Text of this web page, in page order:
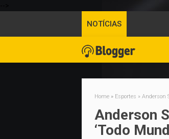
NOTÍCIAS
Home » Esportes » Anderson
Anderson
‘Todo